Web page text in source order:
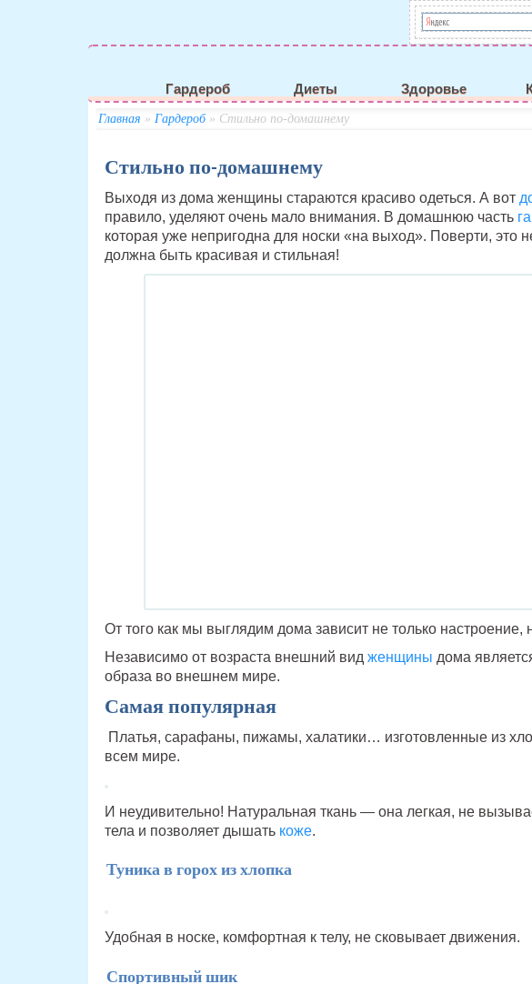
Гардероб Диеты Здоровье
Главная » Гардероб» Стильно по-домашнему
Стильно по-домашнему
Выходя из дома женщины стараются красиво одеться. А вот
правило, уделяют очень мало внимания. В домашнюю часть
которая уже непригодна для носки «на выход». Поверти,
должна быть красивая и стильная!
От того как мы выглядим дома зависит не только настроение,
Независимо от возраста внешний вид женщины дома
образа во внешнем мире.
Самая популярная
Платья, сарафаны, пижамы, халатики… изготовленные из
всем мире.
И неудивительно! Натуральная ткань — она легкая, не
тела и позволяет дышать коже.
Туника в горох из хлопка
Удобная в носке, комфортная к телу, не сковывает движения.
Спортивный шик